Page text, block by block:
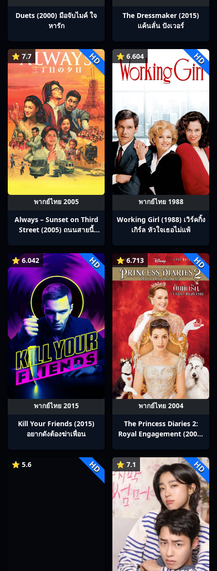
Duets (2000) มือจับไมค์ ใจ
หารัก
The Dressmaker (2015)
แค้นลั่น ปังเวอร์
⭐ 7.7 HD
พากย์ไทย 2005
Always – Sunset on Third
Street (2005) ถนนสายนี้
⭐ 6.604 HD
พากย์ไทย 1988
Working Girl (1988) เวิร์คกิ้ง
เกิร์ล หัวใจเธอไม่แพ้
⭐ 6.042 HD
พากย์ไทย 2015
Kill Your Friends (2015)
อยากดังต้องฆ่าเพื่อน
⭐ 6.713 HD
พากย์ไทย 2004
The Princess Diaries 2:
Royal Engagement (2004)
⭐ 5.6 HD ⭐ 7.1 HD